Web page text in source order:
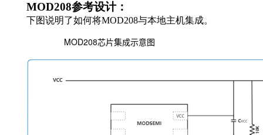
MOD208参考设计：
下图说明了如何将MOD208与本地主机集成。
MOD208芯片集成示意图